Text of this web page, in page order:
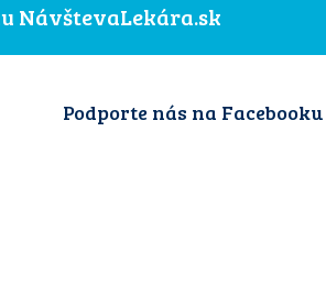
NávštevaLekára.sk
Podporte nás na Facebooku